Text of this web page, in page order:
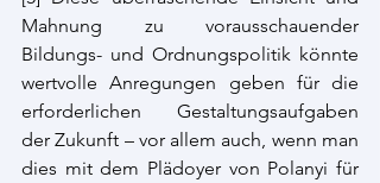
Mahnung zu vorausschauender
Bildungs- und Ordnungspolitik könnte
wertvolle Anregungen geben für die
erforderlichen Gestaltungsaufgaben
der Zukunft – vor allem auch, wenn man
dies mit dem Plädoyer von Polanyi für